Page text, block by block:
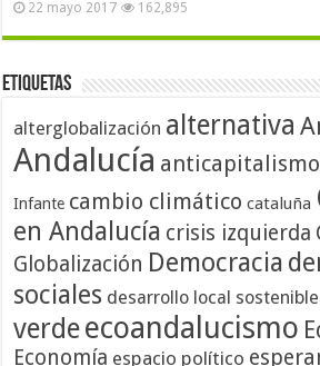
22 mayo 2017 162,895
Etiquetas
alterglobalización alternativa
Andalucía anticapitalismo
Infante cambio climático cataluña
en Andalucía crisis izquierda
Globalización Democracia
sociales desarrollo local sostenible
verdeecoandalucismo
Economía espacio político